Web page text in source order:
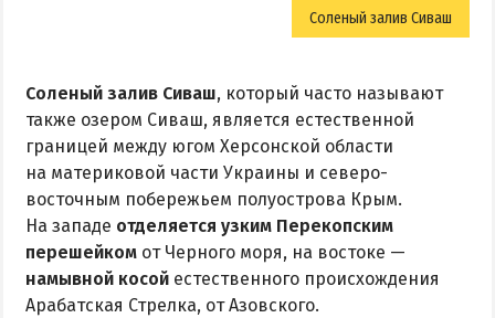
Арабатские Термы
Все источники Херсонщины
ЛЕЧЕНИЕ И БАЛЬНЕОЛОГИЯ
Глицериновое Озеро
Зябловское Озеро
Радоновое Озеро
Соленый залив Сиваш
Соленый залив Сиваш, который часто называют
также озером Сиваш, является естественной
границей между югом Херсонской области
на материковой части Украины и северо-
восточным побережьем полуострова Крым.
На западе отделяется узким Перекопским
перешейком от Черного моря, на востоке —
намывной косой естественного происхождения
Арабатская Стрелка, от Азовского.